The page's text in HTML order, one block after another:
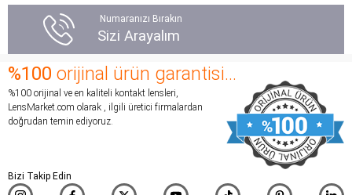
Denemek istedim ancak
bazı yorumlara bakınca
yanma vb. olursa diye
korktum. Gözlerim
oldukça hassas bir
dönemden geçiyor,
alerjik bünyeye de
Korktuğum gibi değilmiş,
takma anında çok hafif
kesinlikle tereddüt
edeceğim lensi şuanda
kullanmadım ama
kullandıktan 1 hafta
sonra yorumlarımı
sizlerlen paylaşacagım
Numaranızı Bırakın
Sizi Arayalım
%100 orijinal ürün garantisi...
%100 orijinal ve en kaliteli kontakt lensleri,
LensMarket.com olarak , ilgili üretici firmalardan
doğrudan temin ediyoruz.
Bizi Takip Edin